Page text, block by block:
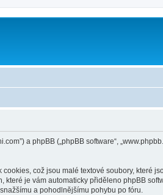
a phpBB („phpBB software“,
což jsou malé textové soubory, které
je vám automaticky přiděleno phpBB
a pohodlnějšímu pohybu po fóru.